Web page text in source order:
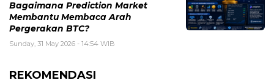
Bagaimana Prediction Market
Membantu Membaca Arah
Pergerakan BTC?
Sunday, 31 May 2026 - 14:54 WIB
REKOMENDASI